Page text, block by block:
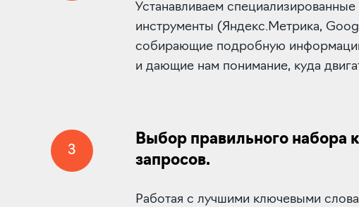
Устанавливаем специализированные
инструменты (Яндекс.Метрика,
собирающие подробную
и дающие нам понимание, куда
3
Выбор правильного набора
запросов.
Работая с лучшими ключевыми